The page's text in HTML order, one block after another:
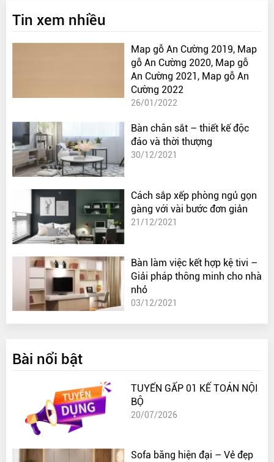
Tin xem nhiều
Map gỗ An Cường 2019, Map
gỗ An Cường 2020, Map gỗ
An Cường 2021, Map gỗ An
Cường 2022
26/01/2022
Bàn chân sắt – thiết kế độc
đáo và thời thượng
30/12/2021
Cách sắp xếp phòng ngủ gọn
gàng với vài bước đơn giản
21/12/2021
Bàn làm việc kết hợp kệ tivi –
Giải pháp thông minh cho nhà
nhỏ
03/12/2021
Bài nổi bật
TUYỂN GẤP 01 KẾ TOÁN NỘI
BỘ
20/07/2026
Sofa băng hiện đại – Vẻ đẹp